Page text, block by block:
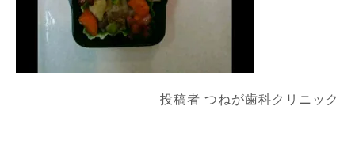
投稿者 つねが歯科クリニック